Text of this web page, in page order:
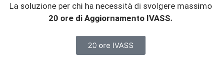
La soluzione per chi ha necessità di svolgere massimo
20 ore di Aggiornamento IVASS.
20 ore IVASS